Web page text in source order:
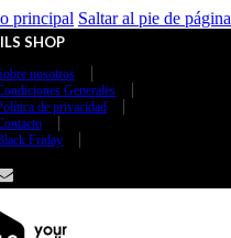
principal Saltar al pie de página
SHOP
nosotros
Generales
de privacidad
Friday